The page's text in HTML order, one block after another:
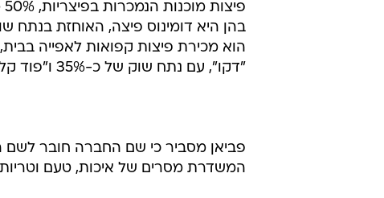
"דקו", עם נתח שוק של כ-35% ו"פוד קלאב", עם נתח שוק של כ-20%.
פביאן מסביר כי שם החברה חובר לשם
המשדרת מסרים של איכות, טעם